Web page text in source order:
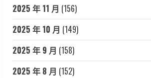
2025 年 11 月 (156)
2025 年 10 月 (149)
2025 年 9 月 (158)
2025 年 8 月 (152)